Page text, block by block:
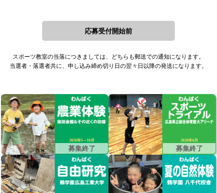
応募受付開始前
スポーツ教室の当落につきましては、どちらも郵送での通知になります。
当選者・落選者共に、申し込み締め切り日の翌々日以降の発送になります。
2026年5～10月
募集終了
2026年6月
募集終了